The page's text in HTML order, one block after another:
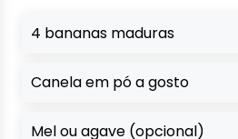
4 bananas maduras
Canela em pó a gosto
Mel ou agave (opcional)